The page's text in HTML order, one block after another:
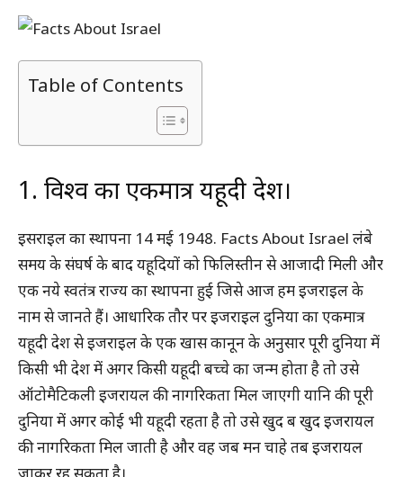
Table of Contents
1. विश्व का एकमात्र यहूदी देश।
इसराइल का स्थापना 14 मई 1948. Facts About Israel लंबे
समय के संघर्ष के बाद यहूदियों को फिलिस्तीन से आजादी मिली और
एक नये स्वतंत्र राज्य का स्थापना हुई जिसे आज हम इजराइल के
नाम से जानते हैं। आधारिक तौर पर इजराइल दुनिया का एकमात्र
यहूदी देश से इजराइल के एक खास कानून के अनुसार पूरी दुनिया में
किसी भी देश में अगर किसी यहूदी बच्चे का जन्म होता है तो उसे
ऑटोमैटिकली इजरायल की नागरिकता मिल जाएगी यानि की पूरी
दुनिया में अगर कोई भी यहूदी रहता है तो उसे खुद ब खुद इजरायल
की नागरिकता मिल जाती है और वह जब मन चाहे तब इजरायल